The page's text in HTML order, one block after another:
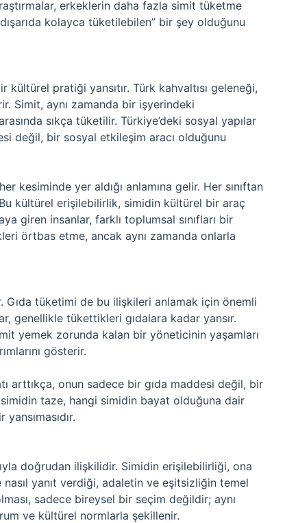
erkeklerin daha fazla simit tüketme
kolayca tüketilebilen” bir şey olduğunu
pratiği yansıtır. Türk kahvaltısı geleneği,
Simit, aynı zamanda bir işyerindeki
sıkça tüketilir. Türkiye’deki sosyal yapılar
değil, bir sosyal etkileşim aracı olduğunu
kesiminde yer aldığı anlamına gelir. Her sınıftan
kültürel erişilebilirlik, simidin kültürel bir araç
giren insanlar, farklı toplumsal sınıfları bir
örtbas etme, ancak aynı zamanda onlarla
Gıda tüketimi de bu ilişkileri anlamak için önemli
genellikle tükettikleri gıdalara kadar yansır.
yemek zorunda kalan bir yöneticinin yaşamları
gösterir.
arttıkça, onun sadece bir gıda maddesi değil, bir
taze, hangi simidin bayat olduğuna dair
doğrudan ilişkilidir. Simidin erişilebilirliği, ona
yanıt verdiği, adaletin ve eşitsizliğin temel
sadece bireysel bir seçim değildir; aynı
ve kültürel normlarla şekillenir.